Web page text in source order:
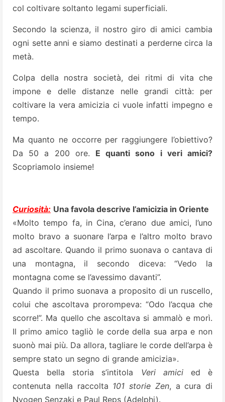
col coltivare soltanto legami superficiali.
Secondo la scienza, il nostro giro di amici cambia
ogni sette anni e siamo destinati a perderne circa la
metà.
Colpa della nostra società, dei ritmi di vita che
impone e delle distanze nelle grandi città: per
coltivare la vera amicizia ci vuole infatti impegno e
tempo.
Ma quanto ne occorre per raggiungere l’obiettivo?
Da 50 a 200 ore. E quanti sono i veri amici?
Scopriamolo insieme!
Curiosità: Una favola descrive l’amicizia in Oriente
«Molto tempo fa, in Cina, c’erano due amici, l’uno
molto bravo a suonare l’arpa e l’altro molto bravo
ad ascoltare. Quando il primo suonava o cantava di
una montagna, il secondo diceva: “Vedo la
montagna come se l’avessimo davanti”.
Quando il primo suonava a proposito di un ruscello,
colui che ascoltava prorompeva: “Odo l’acqua che
scorre!”. Ma quello che ascoltava si ammalò e morì.
Il primo amico tagliò le corde della sua arpa e non
suonò mai più. Da allora, tagliare le corde dell’arpa è
sempre stato un segno di grande amicizia».
Questa bella storia s’intitola Veri amicied è
contenuta nella raccolta 101 storie Zen, a cura di
Nyogen Senzaki e Paul Reps (Adelphi).